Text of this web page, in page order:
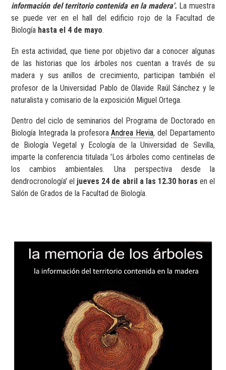
información del territorio contenida en la madera'. La muestra
se puede ver en el hall del edificio rojo de la Facultad de
Biología hasta el 4 de mayo.
En esta actividad, que tiene por objetivo dar a conocer algunas
de las historias que los árboles nos cuentan a través de su
madera y sus anillos de crecimiento, participan también el
profesor de la Universidad Pablo de Olavide Raúl Sánchez y le
naturalista y comisario de la exposición Miguel Ortega.
Dentro del ciclo de seminarios del Programa de Doctorado en
Biología Integrada la profesoraAndrea Hevia, del Departamento
de Biología Vegetal y Ecología de la Universidad de Sevilla,
imparte la conferencia titulada 'Los árboles como centinelas de
los cambios ambientales. Una perspectiva desde la
dendrocronología' el jueves 24 de abril a las 12.30 horas en el
Salón de Grados de la Facultad de Biología.